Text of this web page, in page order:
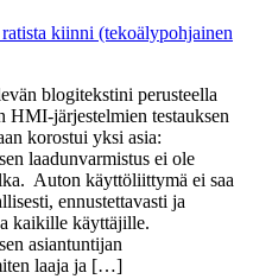
blogitekstini perusteella
HMI-järjestelmien testauksen
korostui yksi asia:
laadunvarmistus ei ole
Auton käyttöliittymä ei saa
ennustettavasti ja
kaikille käyttäjille.
asiantuntijan
laaja ja […]